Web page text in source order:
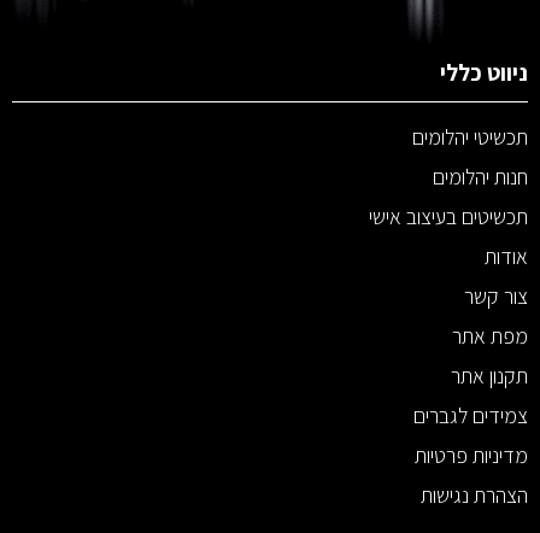
ניווט כללי
תכשיטי יהלומים
חנות יהלומים
תכשיטים בעיצוב אישי
אודות
צור קשר
מפת אתר
תקנון אתר
צמידים לגברים
מדיניות פרטיות
הצהרת נגישות